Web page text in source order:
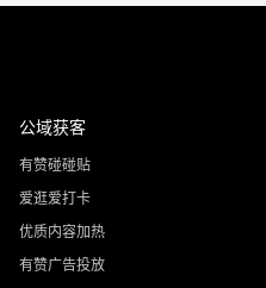
公域获客
有赞碰碰贴
爱逛爱打卡
优质内容加热
有赞广告投放